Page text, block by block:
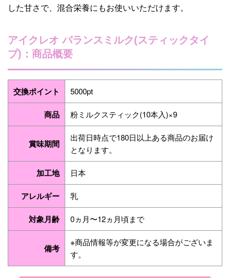
した甘さで、混合栄養にもお使いいただけます。
アイクレオ バランスミルク(スティックタイ
プ)：商品概要
交換ポイント 5000pt
商品 粉ミルクスティック(10本入)×9
賞味期間
出荷日時点で180日以上ある商品のお届け
となります。
加工地 日本
アレルギー 乳
対象月齢 0ヵ月〜12ヵ月頃まで
備考
※商品情報等が変更になる場合がございま
す。